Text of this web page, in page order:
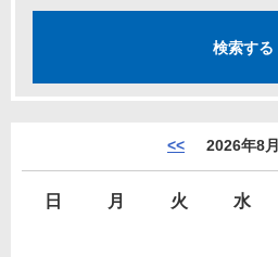
<< 2026年8月
日 月 火 水